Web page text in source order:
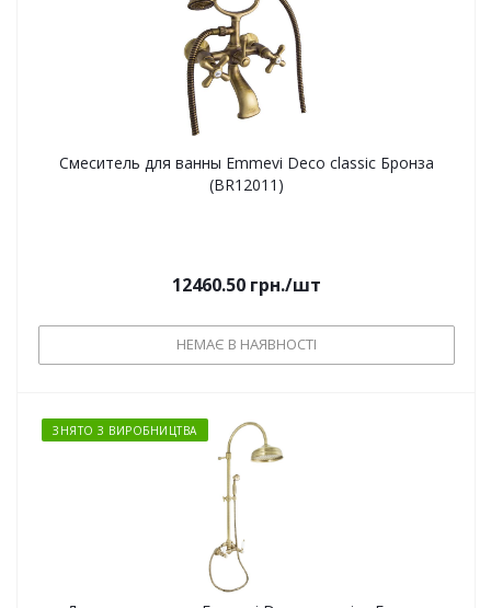
Смеситель для ванны Emmevi Deco classic Бронза
(BR12011)
12460.50 грн./шт
НЕМАЄ В НАЯВНОСТІ
ЗНЯТО З ВИРОБНИЦТВА